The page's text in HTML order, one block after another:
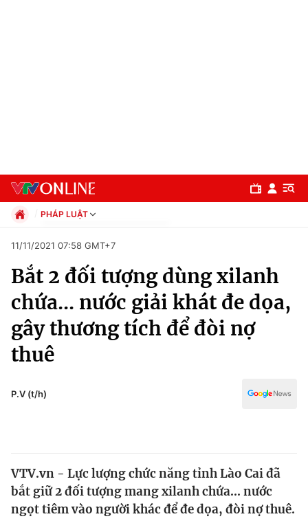
Chuyên mục
Chính trị
Xã hội
Pháp luật
Thế giới
Tin tức
Kinh tế
PHÁP LUẬT
Xã hội
Pháp luật
Thể thao
Truyền hình
Văn hóa - Giải trí
Y tế
11/11/2021 07:58 GMT+7
Bắt 2 đối tượng dùng xilanh
chứa... nước giải khát đe dọa,
gây thương tích để đòi nợ
thuê
P.V (t/h)
VTV.vn - Lực lượng chức năng tỉnh Lào Cai đã
bắt giữ 2 đối tượng mang xilanh chứa... nước
ngọt tiêm vào người khác để đe dọa, đòi nợ thuê.